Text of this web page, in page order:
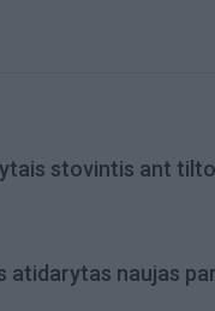
stovintis ant
atidarytas naujas